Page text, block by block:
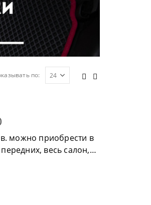
по:
можно приобрести в
весь салон,